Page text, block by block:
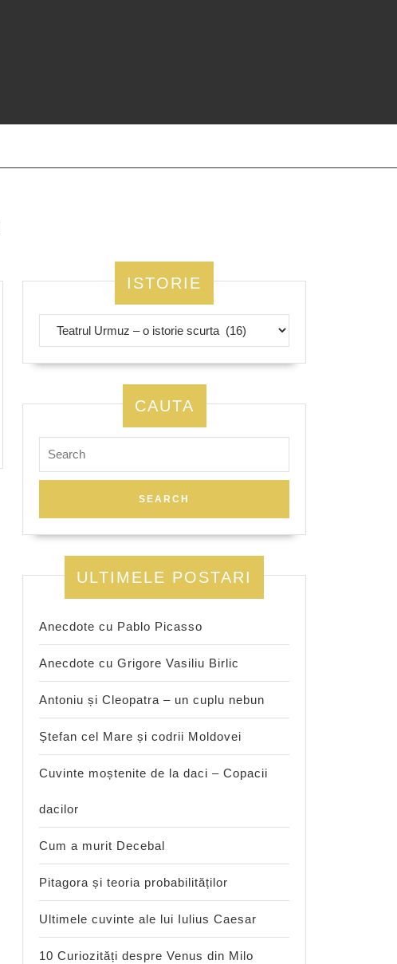
ISTORIE
CAUTA
for:
ULTIMELE POSTARI
Anecdote cu Pablo Picasso
Anecdote cu Grigore Vasiliu Birlic
Antoniu și Cleopatra – un cuplu nebun
Ștefan cel Mare și codrii Moldovei
Cuvinte moștenite de la daci – Copacii
dacilor
Cum a murit Decebal
Pitagora și teoria probabilităților
Ultimele cuvinte ale lui Iulius Caesar
10 Curiozități despre Venus din Milo